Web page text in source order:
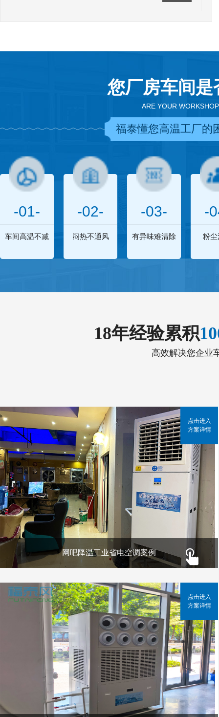
您厂房车间
ARE YOUR
福泰懂您高温工厂的
-01-
车间高温不减
-02-
闷热不通风
-03-
有异味难清除
-
粉尘
18年经验累积
高效解决您企业
网吧降温工业省电空调案例
点击进入
方案详情
点击进入
方案详情